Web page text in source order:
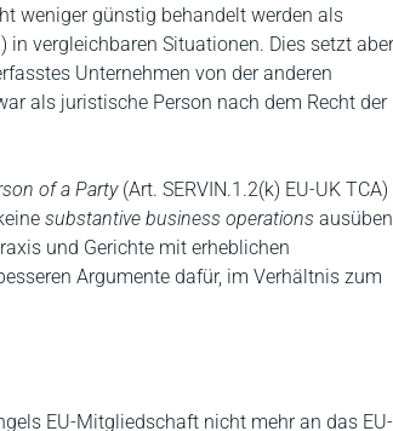
weniger günstig behandelt werden als
vergleichbaren Situationen. Dies setzt aber
Unternehmen von der anderen
als juristische Person nach dem Recht der
of a Party (Art. SERVIN.1.2(k) EU-UK TCA)
substantive business operations
und Gerichte mit erheblichen
Argumente dafür, im Verhältnis zum
EU-Mitgliedschaft nicht mehr an das EU-